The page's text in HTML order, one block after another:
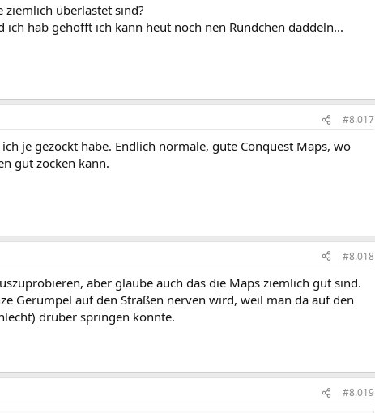
ziemlich überlastet sind?
hab gehofft ich kann heut noch nen Ründchen daddeln...
#8.017
je gezockt habe. Endlich normale, gute Conquest Maps, wo
gut zocken kann.
#8.018
aber glaube auch das die Maps ziemlich gut sind.
Gerümpel auf den Straßen nerven wird, weil man da auf den
drüber springen konnte.
#8.019